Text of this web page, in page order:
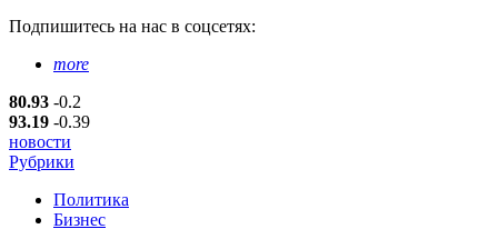
Подпишитесь на нас в соцсетях:
more
80.93 -0.2
93.19 -0.39
новости
Рубрики
Политика
Бизнес